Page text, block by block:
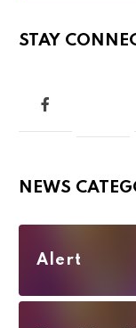
STAY
NEWS
Alert